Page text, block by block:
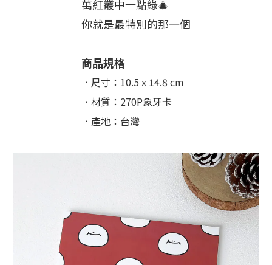
萬紅叢中一點綠🎄
你就是最特別的那一個
商品規格
．尺寸：10.5 x 14.8 cm
．材質：270P象牙卡
．產地：台灣